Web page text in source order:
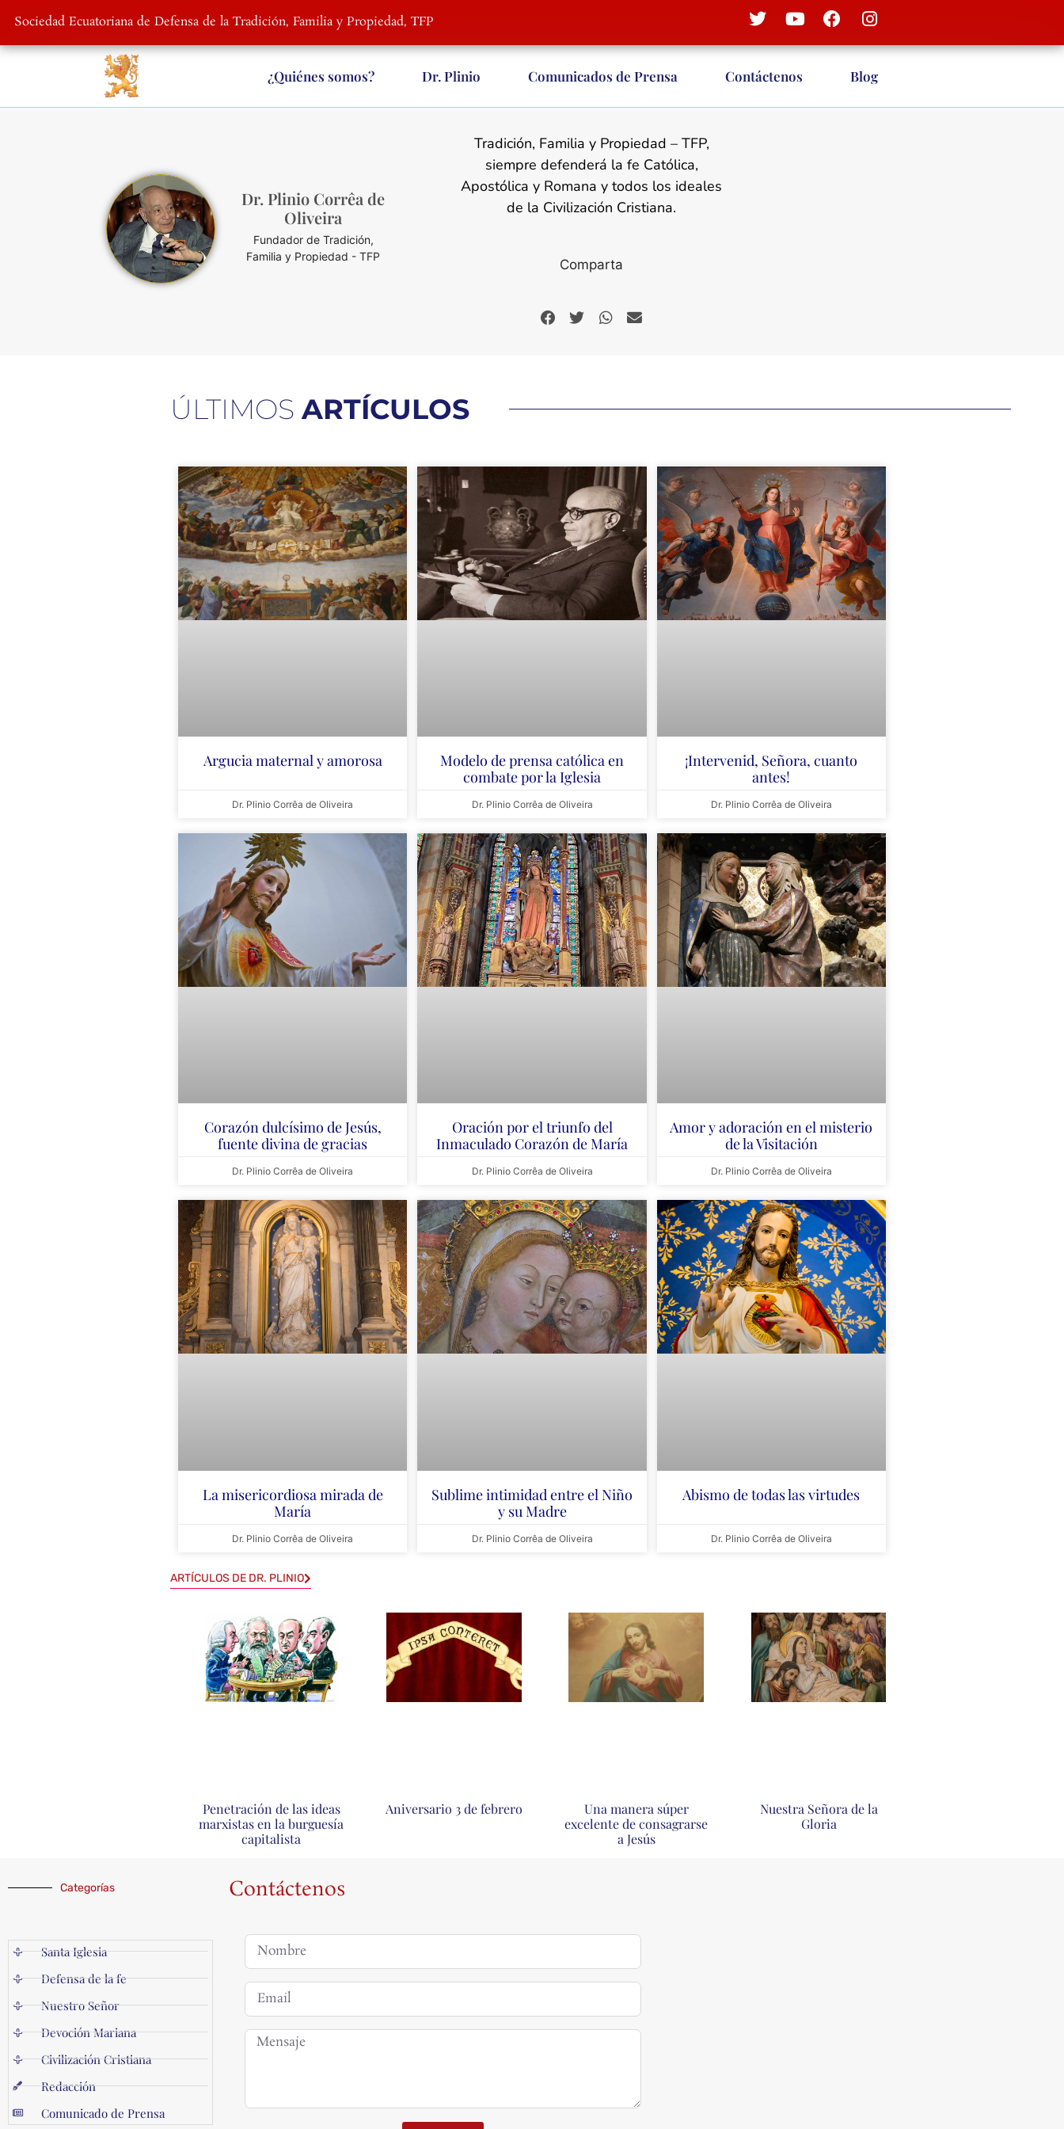
Sociedad Ecuatoriana de Defensa de la Tradición, Familia y Propiedad, TFP
¿Quiénes somos? Dr. Plinio Comunicados de Prensa Contáctenos Blog
Dr. Plinio Corrêa de
Oliveira
Fundador de Tradición,
Familia y Propiedad - TFP
Tradición, Familia y Propiedad – TFP,
siempre defenderá la fe Católica,
Apostólica y Romana y todos los ideales
de la Civilización Cristiana.
Comparta
ÚLTIMOSARTÍCULOS
Argucia maternal y amorosa
Dr. Plinio Corrêa de Oliveira
Modelo de prensa católica en
combate por la Iglesia
Dr. Plinio Corrêa de Oliveira
¡Intervenid, Señora, cuanto
antes!
Dr. Plinio Corrêa de Oliveira
Corazón dulcísimo de Jesús,
fuente divina de gracias
Dr. Plinio Corrêa de Oliveira
Oración por el triunfo del
Inmaculado Corazón de María
Dr. Plinio Corrêa de Oliveira
Amor y adoración en el misterio
de la Visitación
Dr. Plinio Corrêa de Oliveira
La misericordiosa mirada de
María
Dr. Plinio Corrêa de Oliveira
Sublime intimidad entre el Niño
y su Madre
Dr. Plinio Corrêa de Oliveira
Abismo de todas las virtudes
Dr. Plinio Corrêa de Oliveira
ARTÍCULOS DE DR. PLINIO
Penetración de las ideas
marxistas en la burguesía
capitalista
Aniversario 3 de febrero
Una manera súper
excelente de consagrarse
a Jesús
Nuestra Señora de la
Gloria
Categorías
Santa Iglesia
Defensa de la fe
Nuestro Señor
Devoción Mariana
Civilización Cristiana
Redacción
Comunicado de Prensa
Contáctenos